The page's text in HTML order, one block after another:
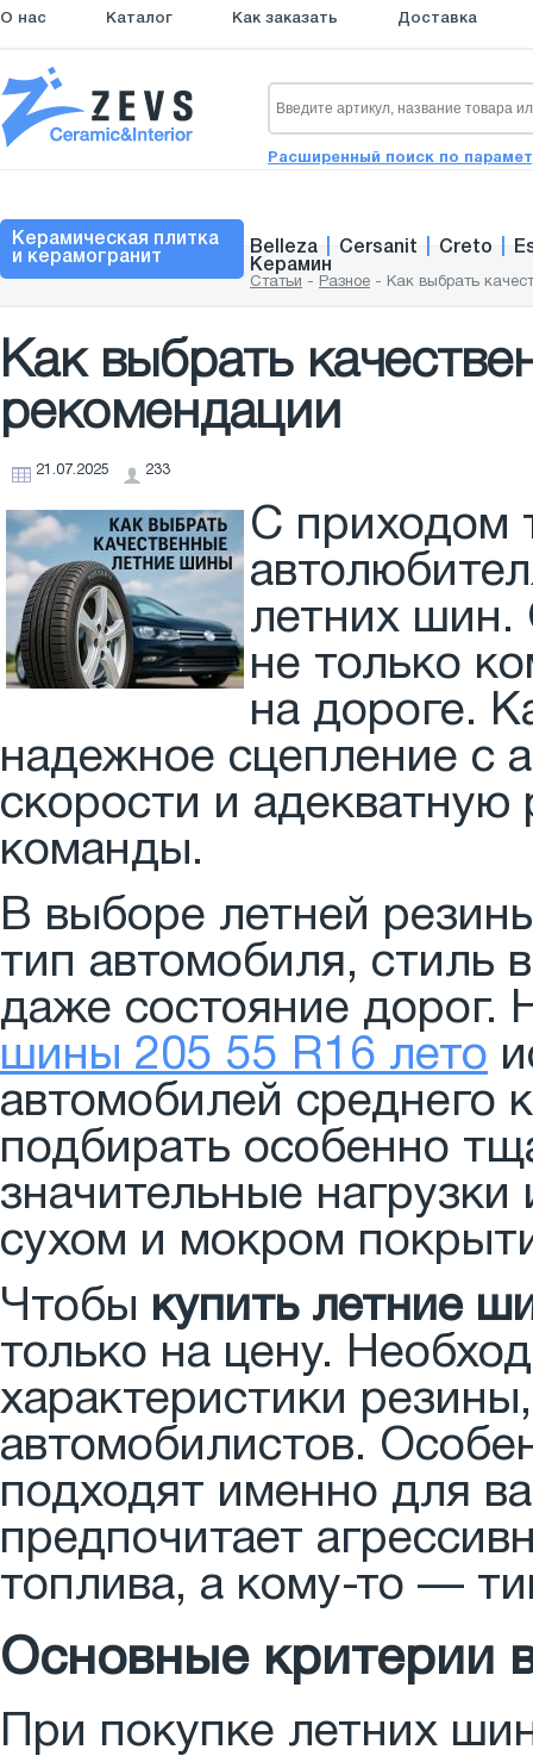
О нас Каталог Как заказать Доставка
Расширенный поиск по
Керамическая плитка
и керамогранит
Belleza Cersanit Creto
Керамин
Статьи - Разное - Как выбрать
Как выбрать
рекомендации
21.07.2025 233
С приходом
летних шин.
не только
на дороге.
надежное сцепление с
скорости и
команды.
В выборе летней
тип автомобиля, стиль
даже состояние дорог.
шины 205 55 R16 лето
автомобилей среднего
подбирать особенно
значительные
сухом и мокром
Чтобы купить летние
только на цену.
характеристики
автомобилистов.
подходят именно для
предпочитает
топлива, а кому-то —
Основные критерии
При покупке летних